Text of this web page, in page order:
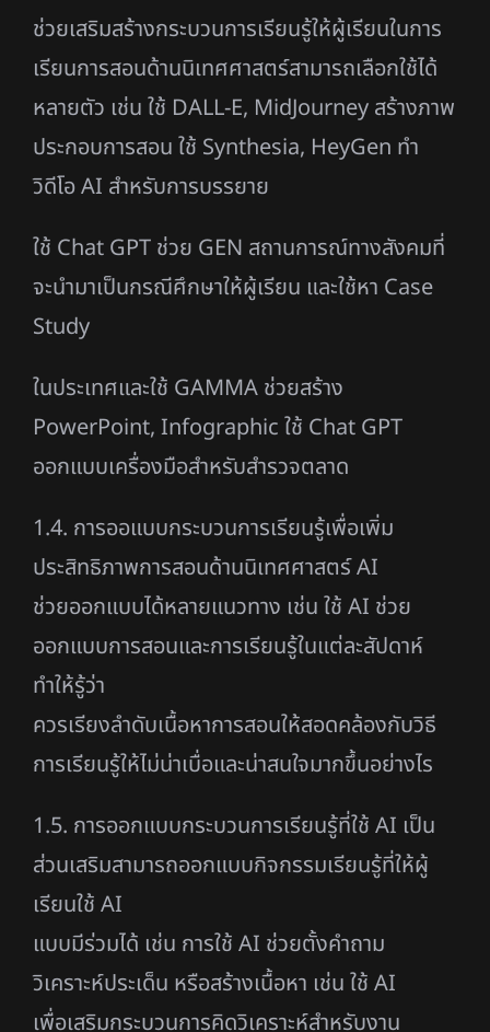
ช่วยเสริมสร้างกระบวนการเรียนรู้ให้ผู้เรียนในการ
เรียนการสอนด้านนิเทศศาสตร์สามารถเลือกใช้ได้
หลายตัว เช่น ใช้ DALL-E, MidJourney สร้างภาพ
ประกอบการสอน ใช้ Synthesia, HeyGen ทำ
วิดีโอ AI สำหรับการบรรยาย
ใช้ Chat GPT ช่วย GEN สถานการณ์ทางสังคมที่
จะนำมาเป็นกรณีศึกษาให้ผู้เรียน และใช้หา Case
Study
ในประเทศและใช้ GAMMA ช่วยสร้าง
PowerPoint, Infographic ใช้ Chat GPT
ออกแบบเครื่องมือสำหรับสำรวจตลาด
1.4. การออแบบกระบวนการเรียนรู้เพื่อเพิ่ม
ประสิทธิภาพการสอนด้านนิเทศศาสตร์ AI
ช่วยออกแบบได้หลายแนวทาง เช่น ใช้ AI ช่วย
ออกแบบการสอนและการเรียนรู้ในแต่ละสัปดาห์
ทำให้รู้ว่า
ควรเรียงลำดับเนื้อหาการสอนให้สอดคล้องกับวิธี
การเรียนรู้ให้ไม่น่าเบื่อและน่าสนใจมากขึ้นอย่างไร
1.5. การออกแบบกระบวนการเรียนรู้ที่ใช้ AI เป็น
ส่วนเสริมสามารถออกแบบกิจกรรมเรียนรู้ที่ให้ผู้
เรียนใช้ AI
แบบมีร่วมได้ เช่น การใช้ AI ช่วยตั้งคำถาม
วิเคราะห์ประเด็น หรือสร้างเนื้อหา เช่น ใช้ AI
เพื่อเสริมกระบวนการคิดวิเคราะห์สำหรับงาน